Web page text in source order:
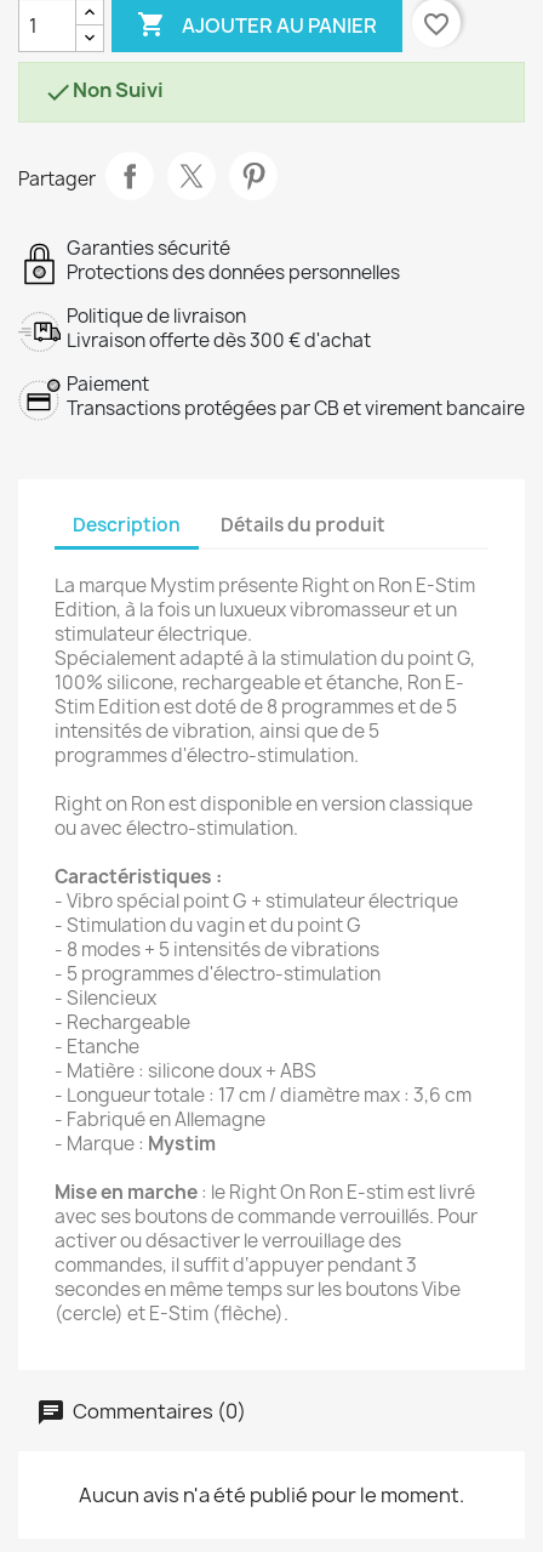
 AJOUTER AU PANIER favorite_border
Non Suivi
Partager
Garanties sécurité
Protections des données personnelles
Politique de livraison
Livraison offerte dès 300 € d'achat
Paiement
Transactions protégées par CB et virement bancaire
Description Détails du produit
La marque Mystim présente Right on Ron E-Stim
Edition, à la fois un luxueux vibromasseur et un
stimulateur électrique.
Spécialement adapté à la stimulation du point G,
100% silicone, rechargeable et étanche, Ron E-
Stim Edition est doté de 8 programmes et de 5
intensités de vibration, ainsi que de 5
programmes d'électro-stimulation.
Right on Ron est disponible en version classique
ou avec électro-stimulation.
Caractéristiques :
- Vibro spécial point G + stimulateur électrique
- Stimulation du vagin et du point G
- 8 modes + 5 intensités de vibrations
- 5 programmes d'électro-stimulation
- Silencieux
- Rechargeable
- Etanche
- Matière : silicone doux + ABS
- Longueur totale : 17 cm / diamètre max : 3,6 cm
- Fabriqué en Allemagne
- Marque : Mystim
Mise en marche: le Right On Ron E-stim est livré
avec ses boutons de commande verrouillés. Pour
activer ou désactiver le verrouillage des
commandes, il suffit d‘appuyer pendant 3
secondes en même temps sur les boutons Vibe
(cercle) et E-Stim (flèche).
Commentaires (0)
Aucun avis n'a été publié pour le moment.